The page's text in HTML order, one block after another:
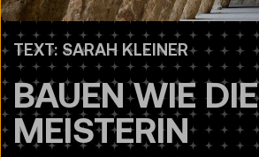
TEXT: SARAH KLEINER
BAUEN WIE DIE
MEISTERIN